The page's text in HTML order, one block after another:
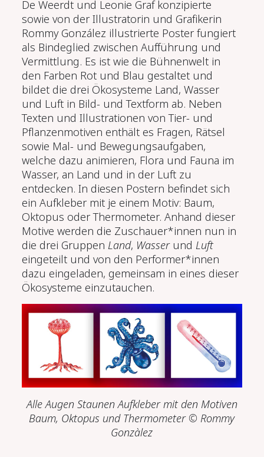
De Weerdt und Leonie Graf konzipierte
sowie von der Illustratorin und Grafikerin
Rommy González illustrierte Poster fungiert
als Bindeglied zwischen Aufführung und
Vermittlung. Es ist wie die Bühnenwelt in
den Farben Rot und Blau gestaltet und
bildet die drei Ökosysteme Land, Wasser
und Luft in Bild- und Textform ab. Neben
Texten und Illustrationen von Tier- und
Pflanzenmotiven enthält es Fragen, Rätsel
sowie Mal- und Bewegungsaufgaben,
welche dazu animieren, Flora und Fauna im
Wasser, an Land und in der Luft zu
entdecken.In diesen Postern befindet sich
ein Aufkleber mit je einem Motiv: Baum,
Oktopus oder Thermometer. Anhand dieser
Motive werden die Zuschauer*innen nun in
die drei Gruppen Land, Wasserund Luft
eingeteilt und von den Performer*innen
dazu eingeladen, gemeinsam in eines dieser
Ökosysteme einzutauchen.
Alle Augen StaunenAufkleber mit den Motiven
Baum, Oktopus und Thermometer © Rommy
Gonzàlez